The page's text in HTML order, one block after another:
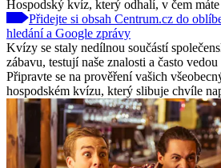
Hospodský kvíz, který odhalí, v čem
Přidejte si obsah Centrum.cz do
hledání a Google zprávy
Kvízy se staly nedílnou součástí
zábavu, testují naše znalosti a často
Připravte se na prověření vašich
hospodském kvízu, který slibuje chvíle